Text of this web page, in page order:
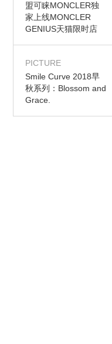
盟可睐MONCLER独
家上线MONCLER
GENIUS天猫限时店
PICTURE
Smile Curve 2018早
秋系列：Blossom and
Grace.